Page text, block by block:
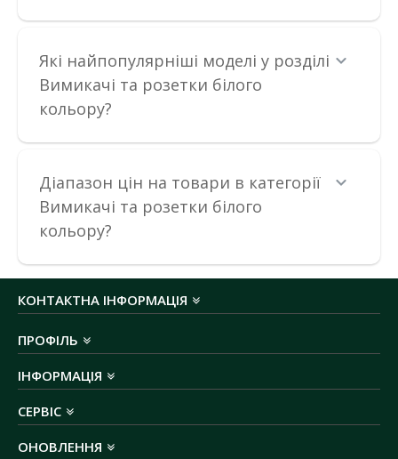
73.44 грн
ДО КОШИКА
В порівняння
В закладки
Які найпопулярніші моделі у розділі
Вимикачі та розетки білого
кольору?
Діапазон цін на товари в категорії
Вимикачі та розетки білого
кольору?
КОНТАКТНА ІНФОРМАЦІЯ
ПРОФІЛЬ
ІНФОРМАЦІЯ
СЕРВІС
ОНОВЛЕННЯ